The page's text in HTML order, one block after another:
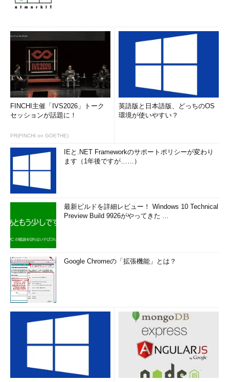
Internet Explorer 7／8の検索ボックスを削除してアドレ
ス・バーを広くする
Windows 7のスタート・メニューに［インターネットの
検索］リンクを追加する
ワンクリックでWindowsのコマンドプロンプトを管理者
モードで実行する
（TIPS）
Googleのサイト限定検索機能を活用する（TIPS）
に［検索コネクタ］を追加する
「 Tech TIPS」
FINCHI主催「IVS2026」トーク
セッションが話題に！
PR(FINCHI on GOETHE)
英語版と日本語版、どっちのOS
環境が使いやすい？
IEと.NET Frameworkのサポートポリシーが変わり
ます（1年後ですが……）
最新ビルドを詳細レビュー！ Windows 10 Technical
Preview Build 9926がやってきた ...
Google Chromeの「拡張機能」とは？